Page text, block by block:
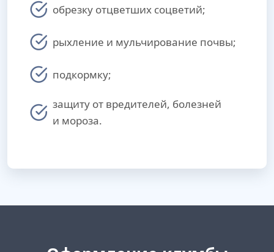
обрезку отцветших соцветий;
рыхление и мульчирование почвы;
подкормку;
защиту от вредителей, болезней
и мороза.